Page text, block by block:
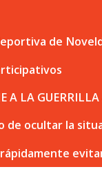
de
A LA
de ocultar la